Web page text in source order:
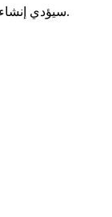
سيؤدي إنشاء اتحاد كونفدرالي مع جنوب السودان إلى حل قضية الهوية التي غالبًا ما يثيرها السياسيون وبعض غير المؤلفة قلوبهم الذين يقفون المواقف العنصرية الضيقة غير المقبولة في عالم اليوم.